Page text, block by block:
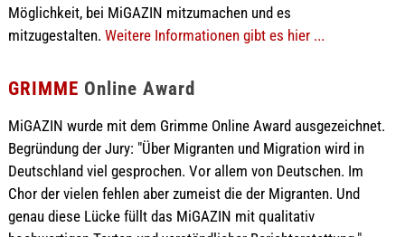
Möglichkeit, bei MiGAZIN mitzumachen und es
mitzugestalten. Weitere Informationen gibt es hier ...
GRIMME Online Award
MiGAZIN wurde mit dem Grimme Online Award ausgezeichnet.
Begründung der Jury: "Über Migranten und Migration wird in
Deutschland viel gesprochen. Vor allem von Deutschen. Im
Chor der vielen fehlen aber zumeist die der Migranten. Und
genau diese Lücke füllt das MiGAZIN mit qualitativ